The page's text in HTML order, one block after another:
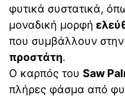
φυτικά συστατικά,
μοναδική μορφή
που συμβάλλουν στην
προστάτη.
Ο καρπός του Saw
πλήρες φάσμα από